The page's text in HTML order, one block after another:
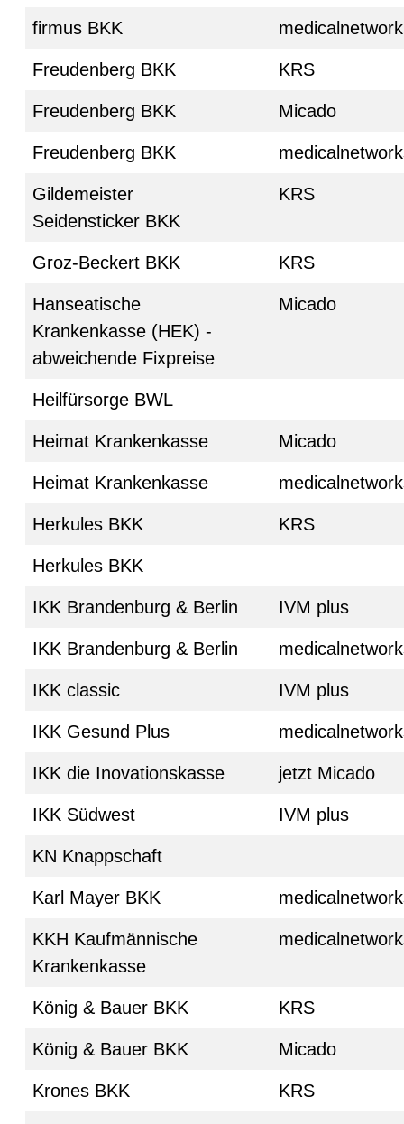
firmus BKK
Freudenberg BKK KRS
Freudenberg BKK Micado
Freudenberg BKK
Gildemeister
Seidensticker BKK
KRS
Groz-Beckert BKK KRS
Hanseatische
Krankenkasse (HEK) -
abweichende Fixpreise
Micado
Heilfürsorge BWL
Heimat Krankenkasse Micado
Heimat Krankenkasse
Herkules BKK KRS
Herkules BKK
IKK Brandenburg & Berlin IVM plus
IKK Brandenburg & Berlin
IKK classic IVM plus
IKK Gesund Plus
IKK die Inovationskasse jetzt Micado
IKK Südwest IVM plus
KN Knappschaft
Karl Mayer BKK
KKH Kaufmännische
Krankenkasse
König & Bauer BKK KRS
König & Bauer BKK Micado
Krones BKK KRS